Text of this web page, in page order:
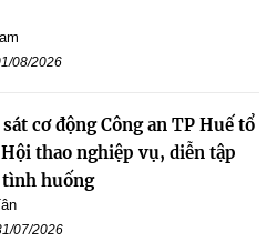
08/2026
sát cơ động Công an TP Huế tổ
thao nghiệp vụ, diễn tập
huống
07/2026